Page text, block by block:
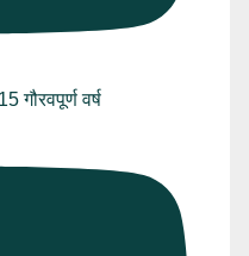
वर्ष